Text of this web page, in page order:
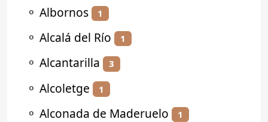
⚬ Albornos 1
⚬ Alcalá del Río 1
⚬ Alcantarilla 3
⚬ Alcoletge 1
⚬ Alconada de Maderuelo 1